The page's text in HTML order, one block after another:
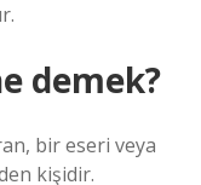
demek?
bir eseri veya
kişidir.